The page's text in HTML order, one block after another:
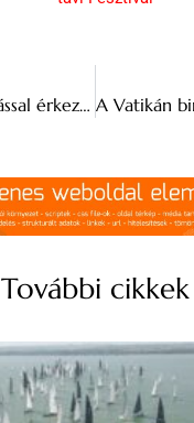
Sztárszereposztással érkezik Dömötör Tamás új filmje, a Kegyelem
További cikkek